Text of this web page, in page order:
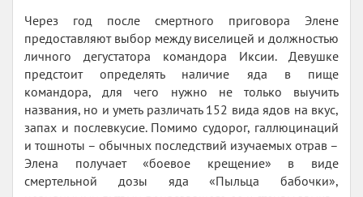
Через год после смертного приговора Элене
предоставляют выбор между виселицей и должностью
личного дегустатора командора Иксии. Девушке
предстоит определять наличие яда в пище
командора, для чего нужно не только выучить
названия, но и уметь различать 152 вида ядов на вкус,
запах и послевкусие. Помимо судорог, галлюцинаций
и тошноты – обычных последствий изучаемых отрав –
Элена получает «боевое крещение» в виде
смертельной дозы яда «Пыльца бабочки»,